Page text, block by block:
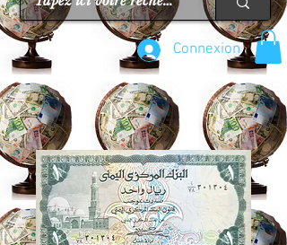
Connexion